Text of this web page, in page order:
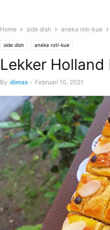
Home side dish aneka roti-kue
side dish aneka roti-kue
Lekker
By dimas - Februari 10, 2021